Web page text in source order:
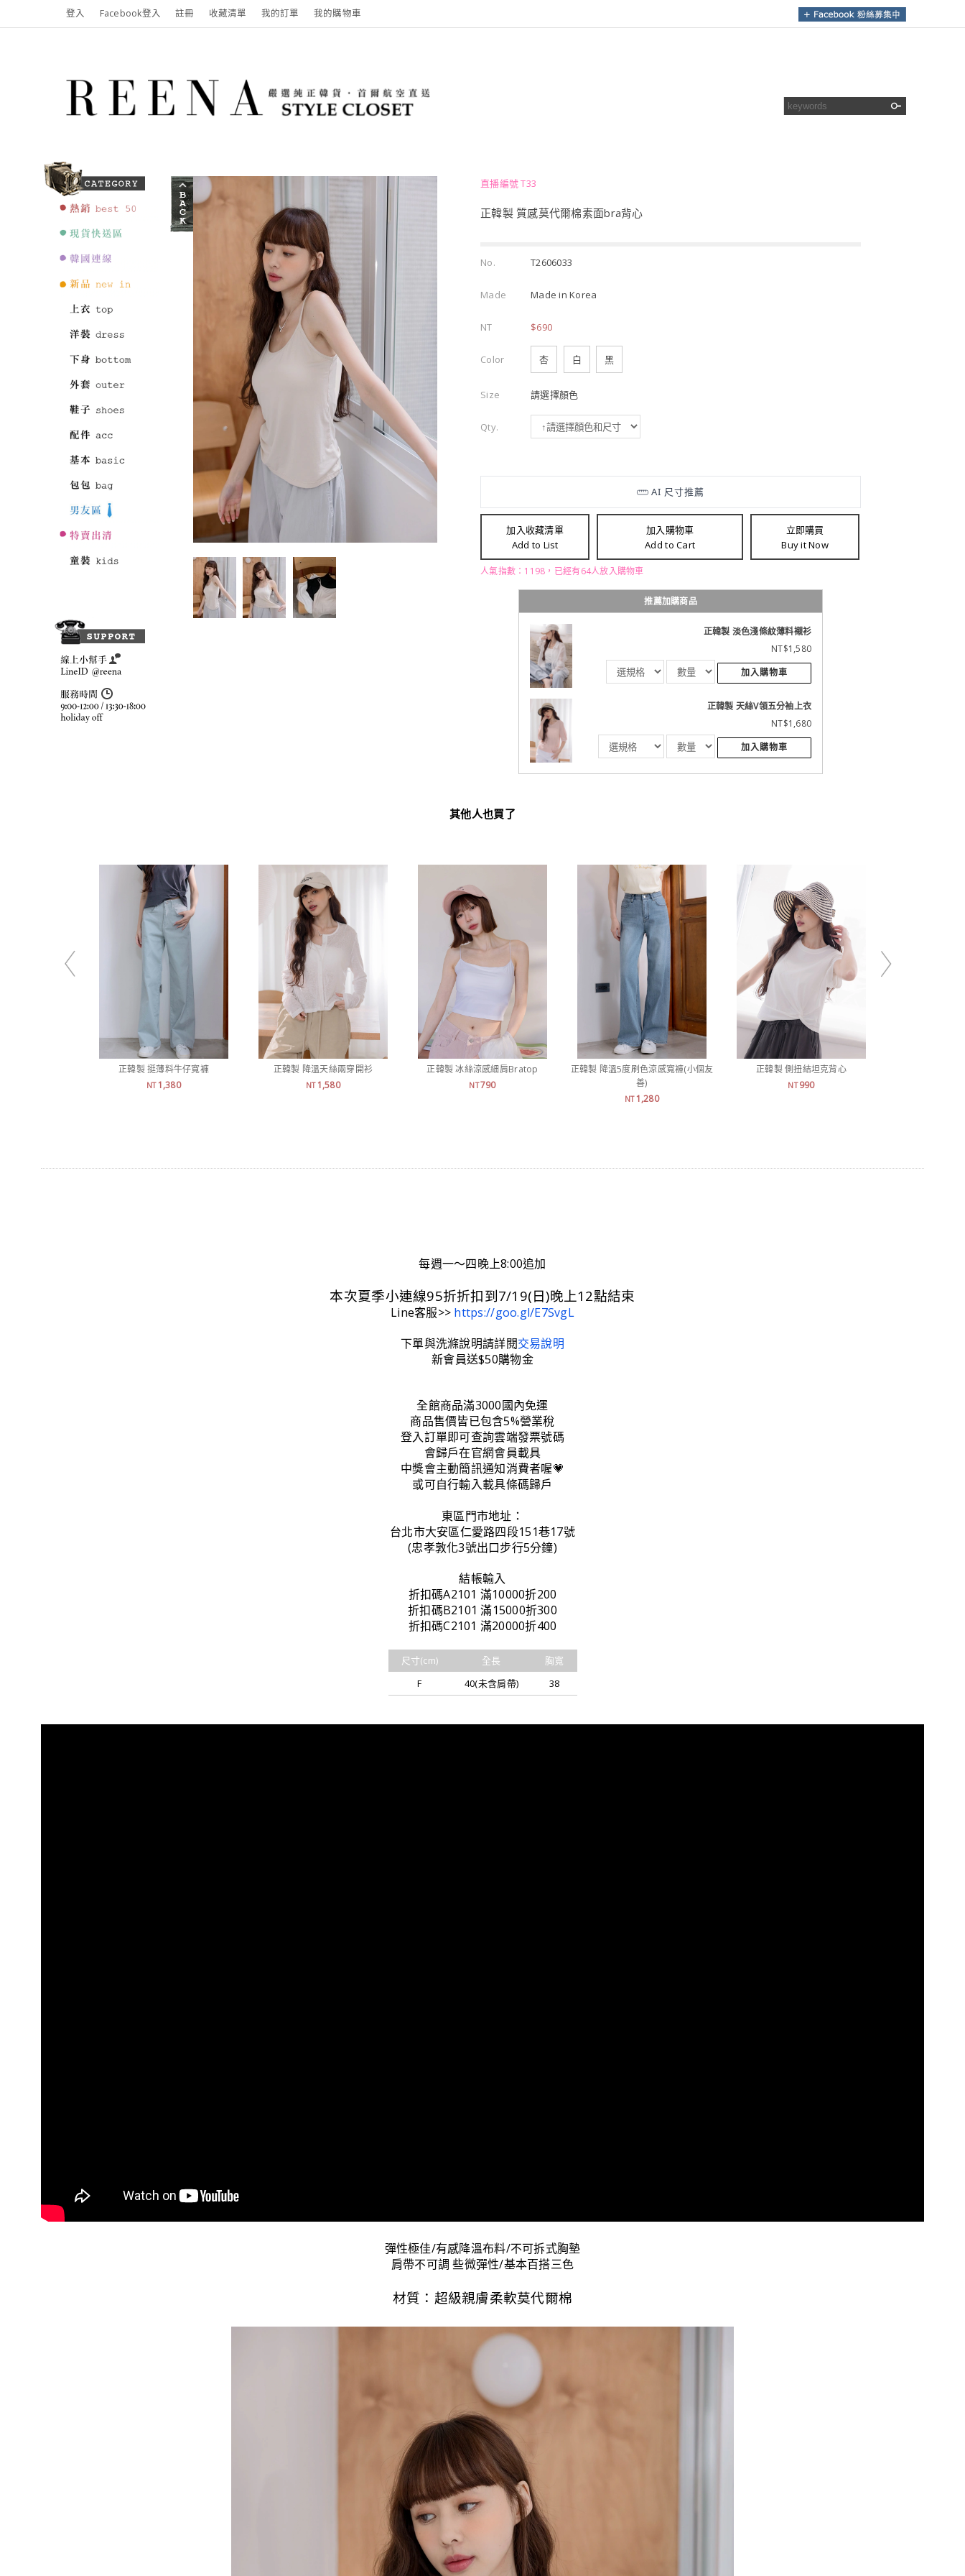
登入 Facebook登入 註冊 收藏清單 我的訂單 我的購物車
直播編號 T33
正韓製 質感莫代爾棉素面bra背心
No. T2606033
Made Made in Korea
NT $690
Color 杏 白 黑
Size 請選擇顏色
Qty.
加入收藏清單
Add to List
加入購物車
Add to Cart
立即購買
Buy it Now
人氣指數：1198，已經有64人放入購物車
推薦加購商品
正韓製 淡色淺條紋薄料襯衫
NT$1,580
加入購物車
正韓製 天絲V領五分袖上衣
NT$1,680
加入購物車
其他人也買了
正韓製 挺薄料牛仔寬褲
NT1,380
正韓製 降溫天絲兩穿開衫
NT1,580
正韓製 冰絲涼感細肩Bratop
NT790
正韓製 降溫5度刷色涼感寬褲(小個友
善)
NT1,280
正韓製 側扭結坦克背心
NT 990
每週一～四晚上8:00追加
本次夏季小連線95折折扣到7/19(日)晚上12點結束
Line客服>> https://goo.gl/E7SvgL
下單與洗滌說明請詳閱交易說明
新會員送$50購物金
全館商品滿3000國內免運
商品售價皆已包含5%營業稅
登入訂單即可查詢雲端發票號碼
會歸戶在官網會員載具
中獎會主動簡訊通知消費者喔💗
或可自行輸入載具條碼歸戶
東區門市地址：
台北市大安區仁愛路四段151巷17號
(忠孝敦化3號出口步行5分鐘)
結帳輸入
折扣碼A2101 滿10000折200
折扣碼B2101 滿15000折300
折扣碼C2101 滿20000折400
尺寸(cm) 全長
胸寬
F
40(未含肩帶) 38
彈性極佳/有感降溫布料/不可拆式胸墊
肩帶不可調 些微彈性/基本百搭三色
材質：超級親膚柔軟莫代爾棉